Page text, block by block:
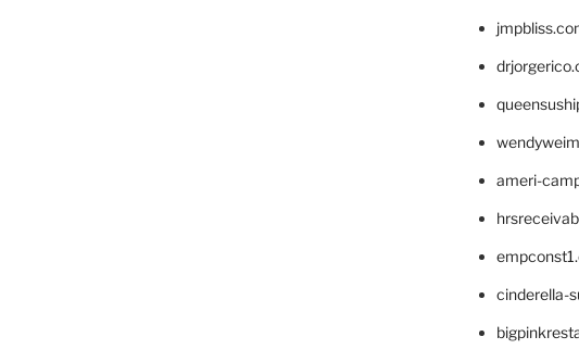
ameri-
cinderella-